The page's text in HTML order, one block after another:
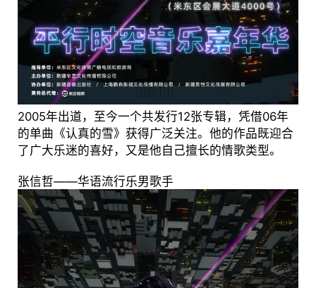
2005年出道，至今一个共发行12张专辑，凭借06年
的单曲《认真的雪》获得广泛关注。他的作品既迎合
了广大乐迷的喜好，又是他自己擅长的情歌类型。
张信哲——华语流行乐男歌手